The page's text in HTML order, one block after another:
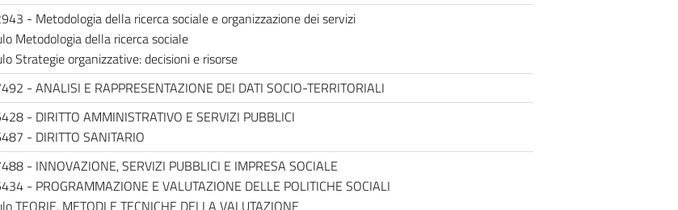
- Metodologia della ricerca sociale e organizzazione dei servizi
Metodologia della ricerca sociale
Strategie organizzative: decisioni e risorse
- ANALISI E RAPPRESENTAZIONE DEI DATI SOCIO-TERRITORIALI
- DIRITTO AMMINISTRATIVO E SERVIZI PUBBLICI
- DIRITTO SANITARIO
- INNOVAZIONE, SERVIZI PUBBLICI E IMPRESA SOCIALE
- PROGRAMMAZIONE E VALUTAZIONE DELLE POLITICHE SOCIALI
TEORIE, METODI E TECNICHE DELLA VALUTAZIONE